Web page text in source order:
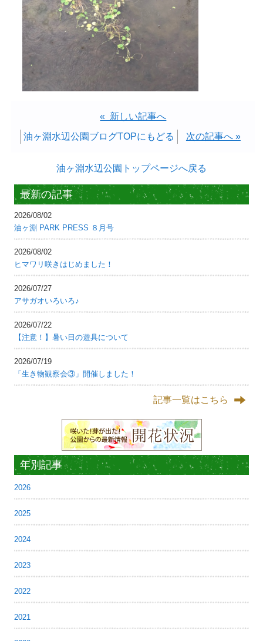
« 新しい記事へ
油ヶ淵水辺公園ブログTOPにもどる
次の記事へ »
油ヶ淵水辺公園トップページへ戻る
最新の記事
2026/08/02
油ヶ淵 PARK PRESS ８月号
2026/08/02
ヒマワリ咲きはじめました！
2026/07/27
アサガオいろいろ♪
2026/07/22
【注意！】暑い日の遊具について
2026/07/19
「生き物観察会③」開催しました！
記事一覧はこちら
年別記事
2026
2025
2024
2023
2022
2021